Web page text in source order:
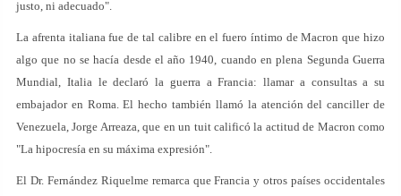
justo, ni adecuado".
La afrenta italiana fue de tal calibre en el fuero íntimo de Macron que hizo
algo que no se hacía desde el año 1940, cuando en plena Segunda Guerra
Mundial, Italia le declaró la guerra a Francia: llamar a consultas a su
embajador en Roma. El hecho también llamó la atención del canciller de
Venezuela, Jorge Arreaza, que en un tuit calificó la actitud de Macron como
"La hipocresía en su máxima expresión".
El Dr. Fernández Riquelme remarca que Francia y otros países occidentales